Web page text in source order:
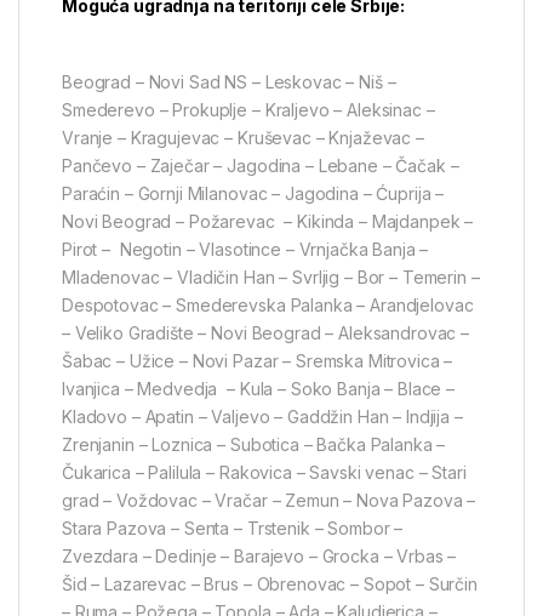
Moguća ugradnja na teritoriji cele Srbije:
Beograd – Novi Sad NS – Leskovac – Niš –
Smederevo – Prokuplje – Kraljevo – Aleksinac –
Vranje – Kragujevac – Kruševac – Knjaževac –
Pančevo – Zaječar – Jagodina – Lebane – Čačak –
Paraćin – Gornji Milanovac – Jagodina – Ćuprija –
Novi Beograd – Požarevac – Kikinda – Majdanpek –
Pirot – Negotin – Vlasotince – Vrnjačka Banja –
Mladenovac – Vladičin Han – Svrljig – Bor – Temerin –
Despotovac – Smederevska Palanka – Arandjelovac
– Veliko Gradište – Novi Beograd – Aleksandrovac –
Šabac – Užice – Novi Pazar – Sremska Mitrovica –
Ivanjica – Medvedja – Kula – Soko Banja – Blace –
Kladovo – Apatin – Valjevo – Gaddžin Han – Indjija –
Zrenjanin – Loznica – Subotica – Bačka Palanka –
Čukarica – Palilula – Rakovica – Savski venac – Stari
grad – Voždovac – Vračar – Zemun – Nova Pazova –
Stara Pazova – Senta – Trstenik – Sombor –
Zvezdara – Dedinje – Barajevo – Grocka – Vrbas –
Šid – Lazarevac – Brus – Obrenovac – Sopot – Surčin
– Ruma – Požega – Topola – Ada – Kaludjerica –